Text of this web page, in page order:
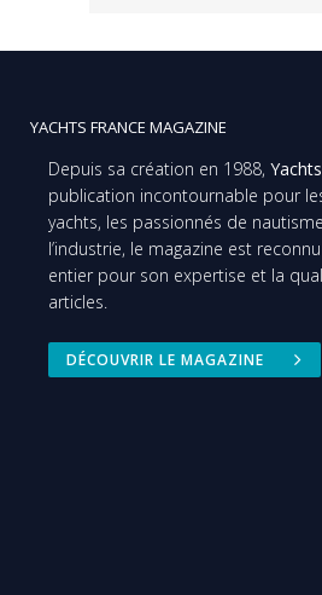
YACHTS FRANCE MAGAZINE
Depuis sa création en 1988,
publication incontournable pour
yachts, les passionnés de
l’industrie, le magazine est
entier pour son expertise et la
articles.
DÉCOUVRIR LE MAGAZINE